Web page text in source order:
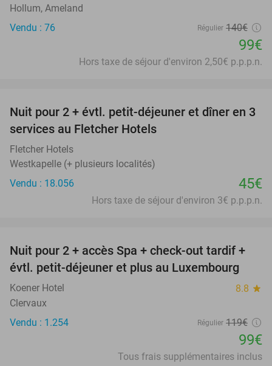
Hollum, Ameland
Vendu : 76
Régulier 140€
99€
Hors taxe de séjour d'environ 2,50€ p.p.p.n.
Nuit pour 2 + évtl. petit-déjeuner et dîner en 3
services au Fletcher Hotels
Fletcher Hotels
Westkapelle (+ plusieurs localités)
Vendu : 18.056
45€
Hors taxe de séjour d'environ 3€ p.p.p.n.
17%
Nuit pour 2 + accès Spa + check-out tardif +
évtl. petit-déjeuner et plus au Luxembourg
Koener Hotel 8.8 star
Clervaux
Vendu : 1.254
Régulier 119€
99€
Tous frais supplémentaires inclus